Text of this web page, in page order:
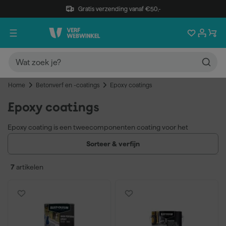
Gratis verzending vanaf €50,-
Home Betonverf en -coatings Epoxy coatings
Epoxy coatings
Epoxy coating is een tweecomponenten coating voor het
beschermen en afwerken van beton, staal en andere harde
ondergronden. De coating hecht sterk, is chemisch en
Schilders gebruiken epoxy vloer coating in garages, industriële
Slijtvast en duurzaam
Geschikt voor beton, staal en steen
Chemisch en mechanisch belastbaar
Sorteer & verfijn
7 artikelen